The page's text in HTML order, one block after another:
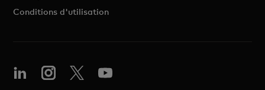
Conditions d'utilisation